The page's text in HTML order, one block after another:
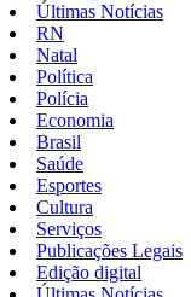
Últimas Notícias
RN
Natal
Política
Polícia
Economia
Brasil
Saúde
Esportes
Cultura
Serviços
Publicações Legais
Edição digital